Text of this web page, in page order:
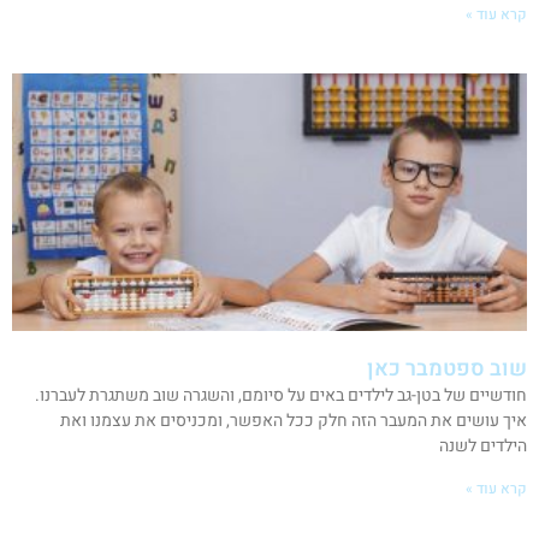
קרא עוד »
שוב ספטמבר כאן
חודשיים של בטן-גב לילדים באים על סיומם, והשגרה שוב משתגרת לעברנו.
איך עושים את המעבר הזה חלק ככל האפשר, ומכניסים את עצמנו ואת
הילדים לשנה
קרא עוד »